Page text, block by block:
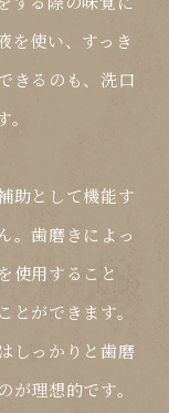
を使い、すっき
きるのも、洗口
助として機能す
。歯磨きによっ
使用すること
ができます。
しっかりと歯磨
理想的です。